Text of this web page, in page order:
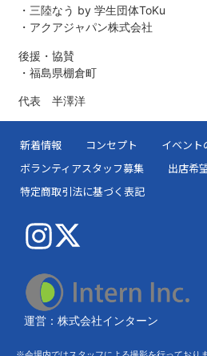
・三陸なう by 学生団体ToKu
・アクアジャパン株式会社
後援・協賛
・福島県棚倉町
代表 半澤洋
新着情報 コンセプト イベント
ボランティアスタッフ募集
出店希
特定商取引法に基づく表記
運営：株式会社インターン